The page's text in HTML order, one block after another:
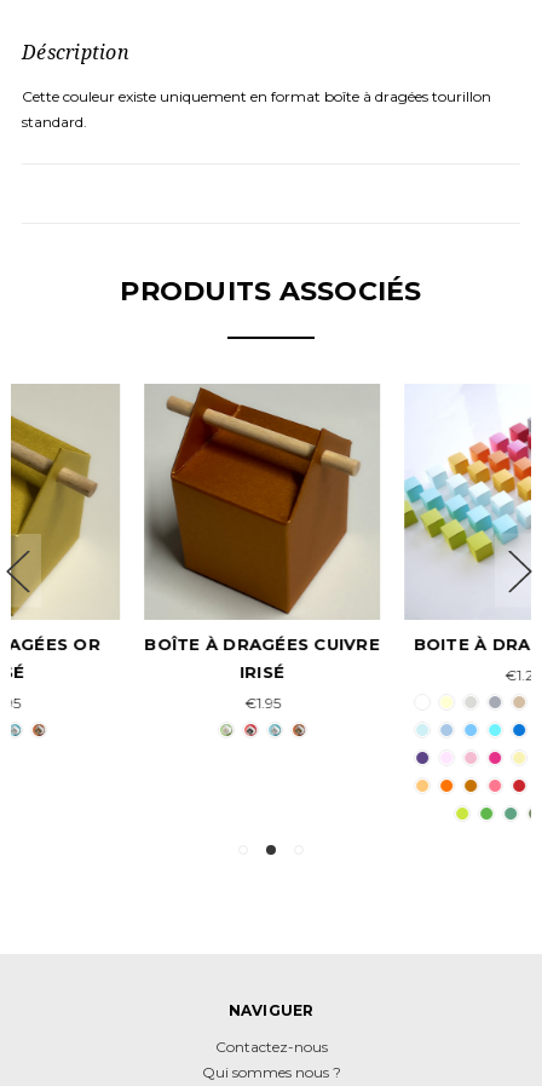
Déscription
Cette couleur existe uniquement en format boîte à dragées tourillon
standard.
PRODUITS ASSOCIÉS
BOÎTE À DRAGÉES CUIVRE
BOITE À DRAGÉES CUBE
NAVIGUER
Contactez-nous
Qui sommes nous ?